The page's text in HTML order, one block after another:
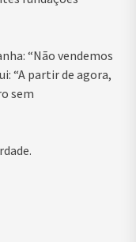
“Não vendemos
“A partir de agora,
sem